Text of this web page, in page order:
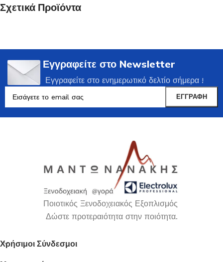
Σχετικά Προϊόντα
Εγγραφείτε στο Newsletter
Εγγραφείτε στο ενημερωτικό δελτίο σήμερα !
Ποιοτικός Ξενοδοχειακός Εξοπλισμός
Δώστε προτεραιότητα στην ποιότητα.
Χρήσιμοι Σύνδεσμοι